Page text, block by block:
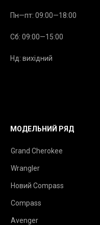
Пн—пт: 09:00—18:00
Сб: 09:00—15:00
Нд: вихідний
МОДЕЛЬНИЙ РЯД
Grand Cherokee
Wrangler
Новий Compass
Compass
Avenger